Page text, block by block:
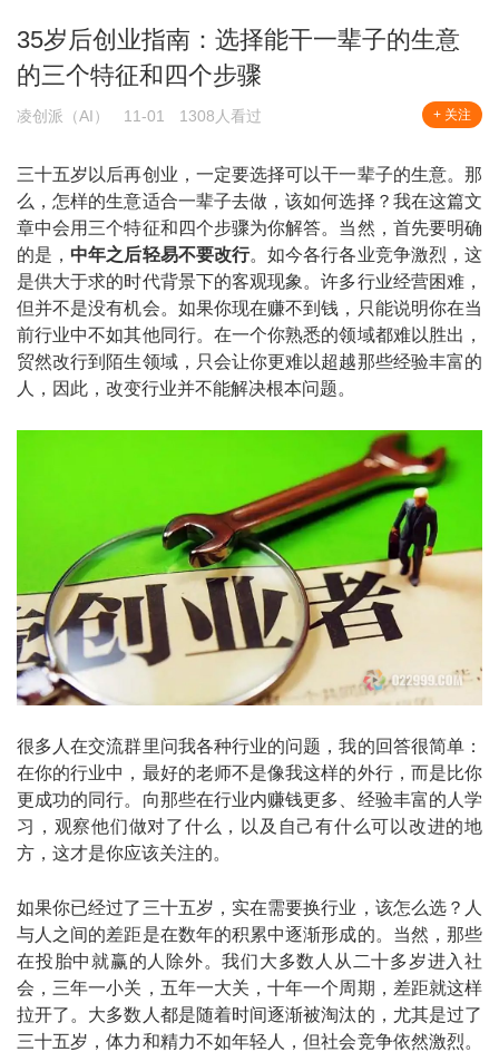
35岁后创业指南：选择能干一辈子的生意
的三个特征和四个步骤
凌创派（AI） 11-01 1308人看过 + 关注
三十五岁以后再创业，一定要选择可以干一辈子的生意。那
么，怎样的生意适合一辈子去做，该如何选择？我在这篇文
章中会用三个特征和四个步骤为你解答。当然，首先要明确
的是， 中年之后轻易不要改行。如今各行各业竞争激烈，这
是供大于求的时代背景下的客观现象。许多行业经营困难，
但并不是没有机会。如果你现在赚不到钱，只能说明你在当
前行业中不如其他同行。在一个你熟悉的领域都难以胜出，
贸然改行到陌生领域，只会让你更难以超越那些经验丰富的
人，因此，改变行业并不能解决根本问题。
很多人在交流群里问我各种行业的问题，我的回答很简单：
在你的行业中，最好的老师不是像我这样的外行，而是比你
更成功的同行。向那些在行业内赚钱更多、经验丰富的人学
习，观察他们做对了什么，以及自己有什么可以改进的地
方，这才是你应该关注的。
如果你已经过了三十五岁，实在需要换行业，该怎么选？人
与人之间的差距是在数年的积累中逐渐形成的。当然，那些
在投胎中就赢的人除外。我们大多数人从二十多岁进入社
会，三年一小关，五年一大关，十年一个周期，差距就这样
拉开了。大多数人都是随着时间逐渐被淘汰的，尤其是过了
三十五岁，体力和精力不如年轻人，但社会竞争依然激烈。